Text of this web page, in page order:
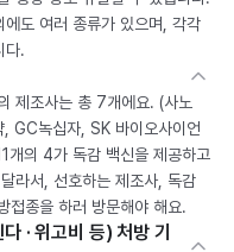
에도 여러 종류가 있으며, 각각
다.
제조사는 총 7개에요. (사노
GC녹십자, SK 바이오사이언
개의 4가 독감 백신을 제공하고
라서, 선호하는 제조사, 독감
접종을 하러 방문해야 해요.
· 위고비 등) 처방 기